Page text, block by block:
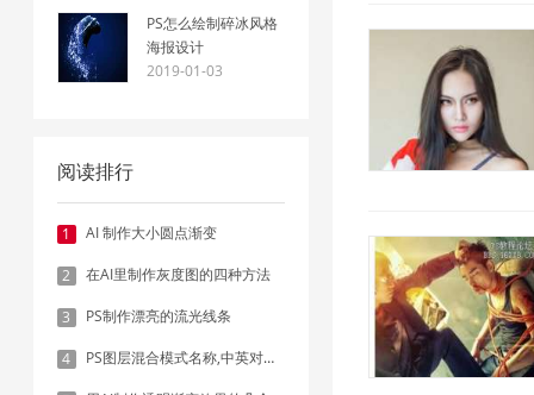
PS怎么绘制碎冰风格
海报设计
2019-01-03
阅读排行
1 AI 制作大小圆点渐变
2 在AI里制作灰度图的四种方法
3 PS制作漂亮的流光线条
4 PS图层混合模式名称,中英对照表